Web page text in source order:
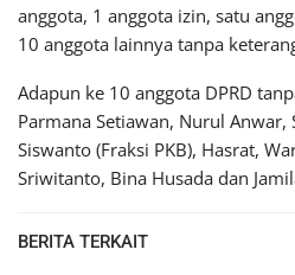
anggota, 1 anggota izin, satu
10 anggota lainnya tanpa
Adapun ke 10 anggota DPRD
Parmana Setiawan, Nurul Anwar,
Siswanto (Fraksi PKB), Hasrat,
Sriwitanto, Bina Husada dan
BERITA TERKAIT